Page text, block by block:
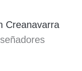
Creanavarra